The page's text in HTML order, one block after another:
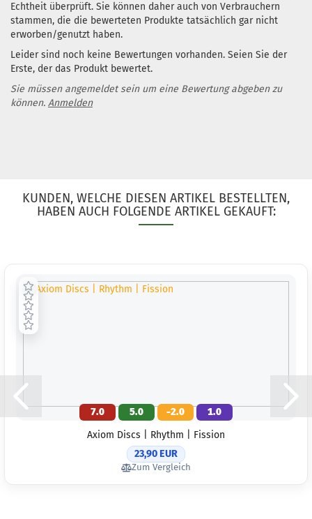
Echtheit überprüft. Sie können daher auch von Verbrauchern
stammen, die die bewerteten Produkte tatsächlich gar nicht
erworben/genutzt haben.
Leider sind noch keine Bewertungen vorhanden. Seien Sie der
Erste, der das Produkt bewertet.
Sie müssen angemeldet sein um eine Bewertung abgeben zu
können. Anmelden
KUNDEN, WELCHE DIESEN ARTIKEL BESTELLTEN,
HABEN AUCH FOLGENDE ARTIKEL GEKAUFT:
7.0 5.0 -2.0
1.0
Axiom Discs | Rhythm | Fission
23,90 EUR
Zum Vergleich